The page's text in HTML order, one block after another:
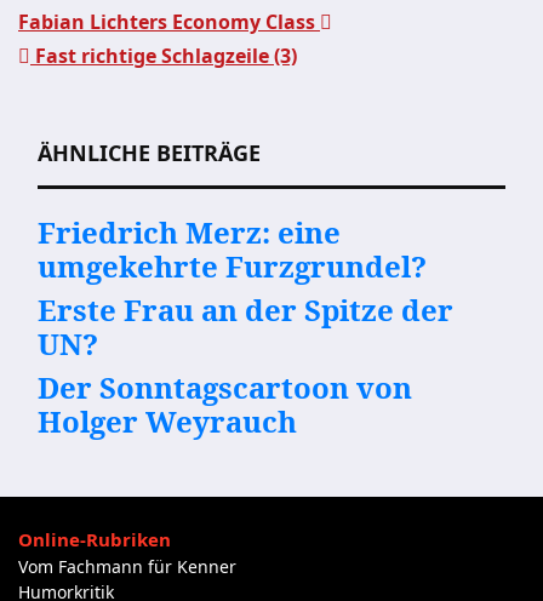
Fabian Lichters Economy Class
Fast richtige Schlagzeile (3)
ÄHNLICHE BEITRÄGE
Friedrich Merz: eine
umgekehrte Furzgrundel?
Erste Frau an der Spitze der
UN?
Der Sonntagscartoon von
Holger Weyrauch
Online-Rubriken
Vom Fachmann für Kenner
Humorkritik